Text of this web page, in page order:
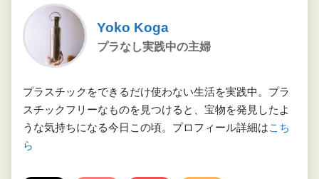
Yoko Koga
プラなし実践中の主婦
プラスチックをできるだけ使わない生活を実践中。プラ
スチックフリーなものを見つけると、宝物を発見したよ
うな気持ちになる今日この頃。プロフィール詳細はこち
ら